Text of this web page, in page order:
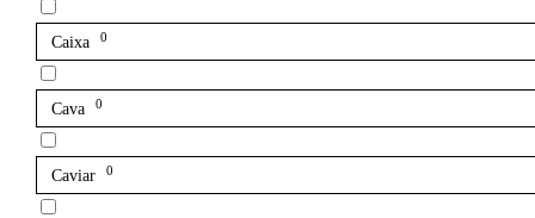
Caixa 0
Cava 0
Caviar 0